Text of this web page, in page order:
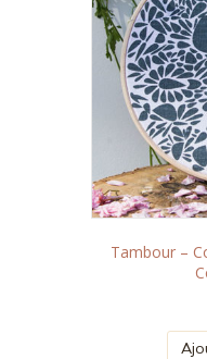
Tambour –